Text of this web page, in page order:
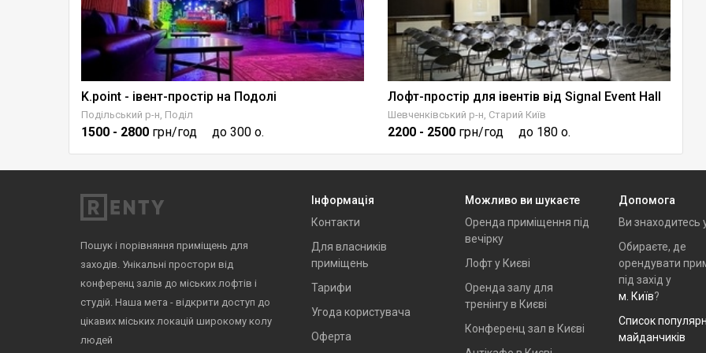
K.point - івент-простір на Подолі
Подільський р-н, Поділ
1500 - 2800 грн/год до 300 о.
Лофт-простір для івентів від Signal Event Hall
Шевченківський р-н, Старий Київ
2200 - 2500 грн/год до 180 о.
Пошук і порівняння приміщень для
заходів. Унікальні простори від
конференц залів до міських лофтів і
студій. Наша мета - відкрити доступ до
цікавих міських локацій широкому колу
людей
Інформація
Контакти
Для власників
приміщень
Тарифи
Угода користувача
Оферта
Можливо ви шукаєте
Оренда приміщення під
вечірку
Лофт у Києві
Оренда залу для
тренінгу в Києві
Конференц зал в Києві
Допомога
Ви знаходитесь
Обираєте, де
орендувати
під захід у
м. Київ?
Список
майданчиків